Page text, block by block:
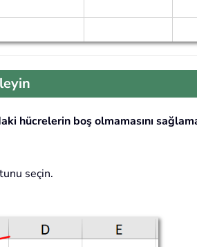
hücrelerin boş olmamasını
seçin.